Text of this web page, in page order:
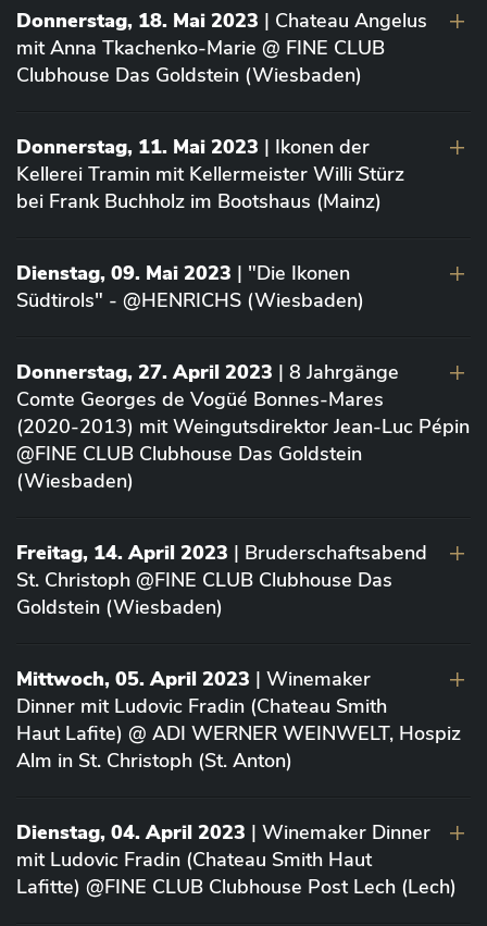
Donnerstag, 18. Mai 2023 | Chateau Angelus
mit Anna Tkachenko-Marie @ FINE CLUB
Clubhouse Das Goldstein (Wiesbaden)
Donnerstag, 11. Mai 2023 | Ikonen der
Kellerei Tramin mit Kellermeister Willi Stürz
bei Frank Buchholz im Bootshaus (Mainz)
Dienstag, 09. Mai 2023 | "Die Ikonen
Südtirols" - @HENRICHS (Wiesbaden)
Donnerstag, 27. April 2023 | 8 Jahrgänge
Comte Georges de Vogüé Bonnes-Mares
(2020-2013) mit Weingutsdirektor Jean-Luc Pépin
@FINE CLUB Clubhouse Das Goldstein
(Wiesbaden)
Freitag, 14. April 2023 | Bruderschaftsabend
St. Christoph @FINE CLUB Clubhouse Das
Goldstein (Wiesbaden)
Mittwoch, 05. April 2023 | Winemaker
Dinner mit Ludovic Fradin (Chateau Smith
Haut Lafite) @ ADI WERNER WEINWELT, Hospiz
Alm in St. Christoph (St. Anton)
Dienstag, 04. April 2023 | Winemaker Dinner
mit Ludovic Fradin (Chateau Smith Haut
Lafitte) @FINE CLUB Clubhouse Post Lech (Lech)